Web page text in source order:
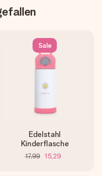
Sale
Edelstahl
Kinderflasche
17,99 15,29